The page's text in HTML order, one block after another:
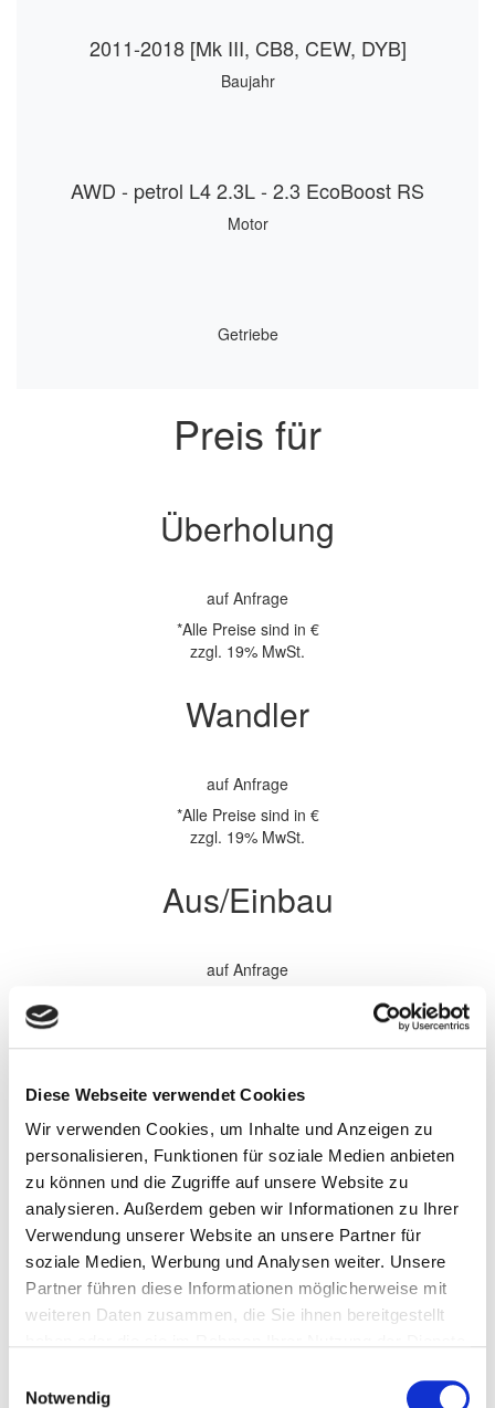
Diese Webseite verwendet Cookies
Wir verwenden Cookies, um Inhalte und Anzeigen zu
personalisieren, Funktionen für soziale Medien anbieten
zu können und die Zugriffe auf unsere Website zu
analysieren. Außerdem geben wir Informationen zu Ihrer
Verwendung unserer Website an unsere Partner für
soziale Medien, Werbung und Analysen weiter. Unsere
Partner führen diese Informationen möglicherweise mit
weiteren Daten zusammen, die Sie ihnen bereitgestellt
Notwendig
2011-2018 [Mk III, CB8, CEW, DYB]
Baujahr
AWD - petrol L4 2.3L - 2.3 EcoBoost RS
Motor
Getriebe
Preis für
Überholung
auf Anfrage
*Alle Preise sind in €
zzgl. 19% MwSt.
Wandler
auf Anfrage
*Alle Preise sind in €
zzgl. 19% MwSt.
Aus/Einbau
auf Anfrage
Komplette Überholung aller Softparts (Verschleißteile) im
Getriebe. Elektronische Komponenten, sowie Antriebsteile werden
bei Bedarf gewechselt und nach Absprache separat berechnet.
Wandler werden nach Bedarf zu den aufgeführten Preisen
überholt.
Persönliche Informationen
Vorname
Name
Firma/Unternehmen